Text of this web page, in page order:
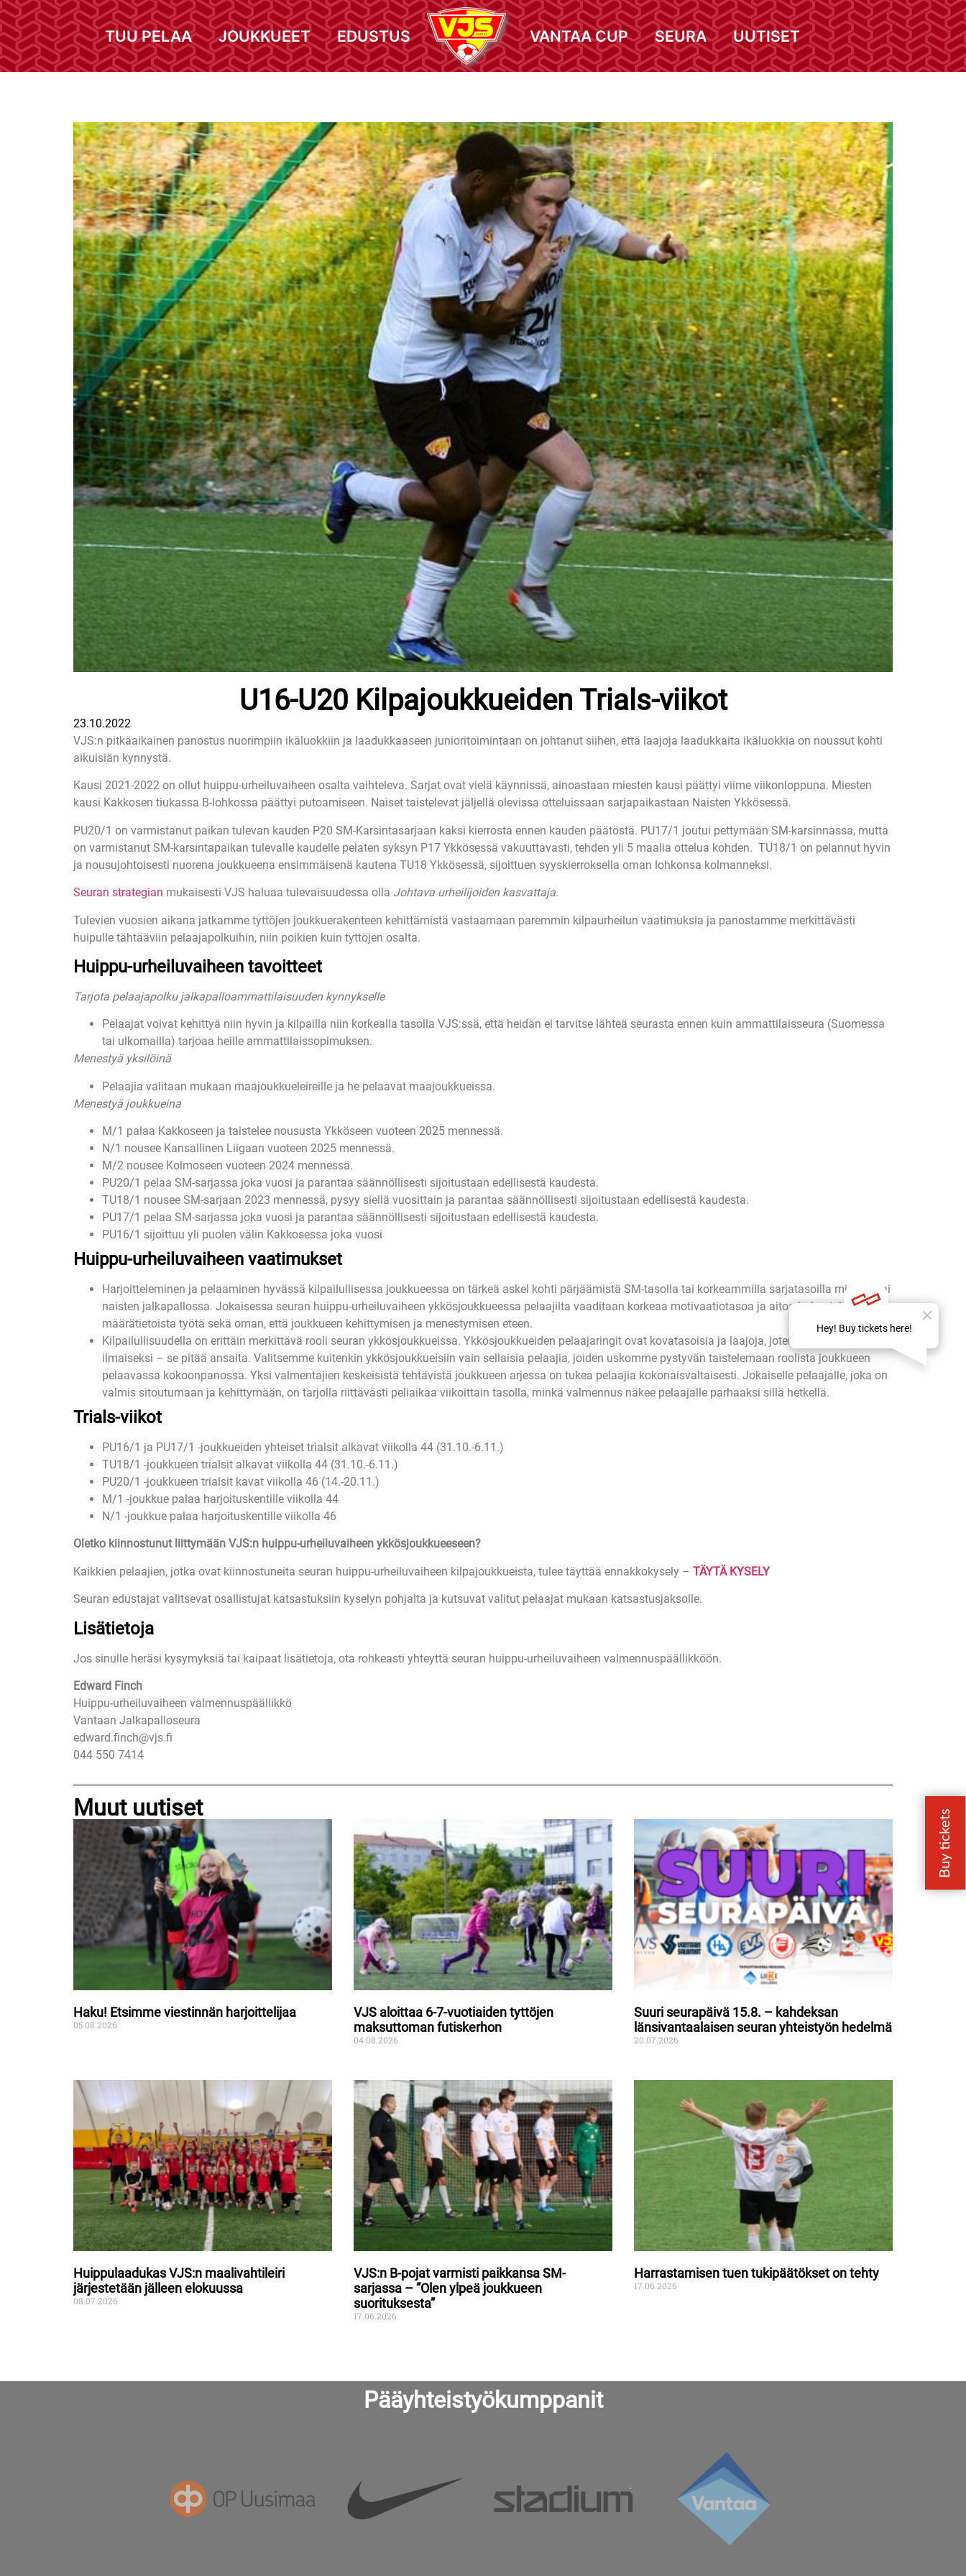
TUU PELAA JOUKKUEET EDUSTUS VANTAA CUP SEURA UUTISET
U16-U20 Kilpajoukkueiden Trials-viikot
23.10.2022
VJS:n pitkäaikainen panostus nuorimpiin ikäluokkiin ja laadukkaaseen junioritoimintaan on johtanut siihen, että laajoja laadukkaita ikäluokkia on noussut kohti
aikuisiän kynnystä.
Kausi 2021-2022 on ollut huippu-urheiluvaiheen osalta vaihteleva. Sarjat ovat vielä käynnissä, ainoastaan miesten kausi päättyi viime viikonloppuna. Miesten
kausi Kakkosen tiukassa B-lohkossa päättyi putoamiseen. Naiset taistelevat jäljellä olevissa otteluissaan sarjapaikastaan Naisten Ykkösessä.
PU20/1 on varmistanut paikan tulevan kauden P20 SM-Karsintasarjaan kaksi kierrosta ennen kauden päätöstä. PU17/1 joutui pettymään SM-karsinnassa, mutta
on varmistanut SM-karsintapaikan tulevalle kaudelle pelaten syksyn P17 Ykkösessä vakuuttavasti, tehden yli 5 maalia ottelua kohden. TU18/1 on pelannut hyvin
ja nousujohtoisesti nuorena joukkueena ensimmäisenä kautena TU18 Ykkösessä, sijoittuen syyskierroksella oman lohkonsa kolmanneksi.
Seuran strategian mukaisesti VJS haluaa tulevaisuudessa olla Johtava urheilijoiden kasvattaja.
Tulevien vuosien aikana jatkamme tyttöjen joukkuerakenteen kehittämistä vastaamaan paremmin kilpaurheilun vaatimuksia ja panostamme merkittävästi
huipulle tähtääviin pelaajapolkuihin, niin poikien kuin tyttöjen osalta.
Huippu-urheiluvaiheen tavoitteet
Tarjota pelaajapolku jalkapalloammattilaisuuden kynnykselle
Pelaajat voivat kehittyä niin hyvin ja kilpailla niin korkealla tasolla VJS:ssä, että heidän ei tarvitse lähteä seurasta ennen kuin ammattilaisseura (Suomessa
tai ulkomailla) tarjoaa heille ammattilaissopimuksen.
Menestyä yksilöinä
Pelaajia valitaan mukaan maajoukkueleireille ja he pelaavat maajoukkueissa.
Menestyä joukkueina
M/1 palaa Kakkoseen ja taistelee noususta Ykköseen vuoteen 2025 mennessä.
N/1 nousee Kansallinen Liigaan vuoteen 2025 mennessä.
M/2 nousee Kolmoseen vuoteen 2024 mennessä.
PU20/1 pelaa SM-sarjassa joka vuosi ja parantaa säännöllisesti sijoitustaan edellisestä kaudesta.
TU18/1 nousee SM-sarjaan 2023 mennessä, pysyy siellä vuosittain ja parantaa säännöllisesti sijoitustaan edellisestä kaudesta.
PU17/1 pelaa SM-sarjassa joka vuosi ja parantaa säännöllisesti sijoitustaan edellisestä kaudesta.
PU16/1 sijoittuu yli puolen välin Kakkosessa joka vuosi
Huippu-urheiluvaiheen vaatimukset
Harjoitteleminen ja pelaaminen hyvässä kilpailullisessa joukkueessa on tärkeä askel kohti pärjäämistä SM-tasolla tai korkeammilla sarjatasoilla miesten tai
naisten jalkapallossa. Jokaisessa seuran huippu-urheiluvaiheen ykkösjoukkueessa pelaajilta vaaditaan korkeaa motivaatiotasoa ja aitoa halua tehdä
määrätietoista työtä sekä oman, että joukkueen kehittymisen ja menestymisen eteen.
Kilpailullisuudella on erittäin merkittävä rooli seuran ykkösjoukkueissa. Ykkösjoukkueiden pelaajaringit ovat kovatasoisia ja laajoja, joten peliaika ei tule
ilmaiseksi – se pitää ansaita. Valitsemme kuitenkin ykkösjoukkueisiin vain sellaisia pelaajia, joiden uskomme pystyvän taistelemaan roolista joukkueen
pelaavassa kokoonpanossa. Yksi valmentajien keskeisistä tehtävistä joukkueen arjessa on tukea pelaajia kokonaisvaltaisesti. Jokaiselle pelaajalle, joka on
valmis sitoutumaan ja kehittymään, on tarjolla riittävästi peliaikaa viikoittain tasolla, minkä valmennus näkee pelaajalle parhaaksi sillä hetkellä.
Trials-viikot
PU16/1 ja PU17/1 -joukkueiden yhteiset trialsit alkavat viikolla 44 (31.10.-6.11.)
TU18/1 -joukkueen trialsit alkavat viikolla 44 (31.10.-6.11.)
PU20/1 -joukkueen trialsit kavat viikolla 46 (14.-20.11.)
M/1 -joukkue palaa harjoituskentille viikolla 44
N/1 -joukkue palaa harjoituskentille viikolla 46
Oletko kiinnostunut liittymään VJS:n huippu-urheiluvaiheen ykkösjoukkueeseen?
Kaikkien pelaajien, jotka ovat kiinnostuneita seuran huippu-urheiluvaiheen kilpajoukkueista, tulee täyttää ennakkokysely – TÄYTÄ KYSELY
Seuran edustajat valitsevat osallistujat katsastuksiin kyselyn pohjalta ja kutsuvat valitut pelaajat mukaan katsastusjaksolle.
Lisätietoja
Jos sinulle heräsi kysymyksiä tai kaipaat lisätietoja, ota rohkeasti yhteyttä seuran huippu-urheiluvaiheen valmennuspäällikköön.
Edward Finch
Huippu-urheiluvaiheen valmennuspäällikkö
Vantaan Jalkapalloseura
edward.finch@vjs.fi
044 550 7414
Muut uutiset
Haku! Etsimme viestinnän harjoittelijaa
05.08.2026
VJS aloittaa 6-7-vuotiaiden tyttöjen
maksuttoman futiskerhon
04.08.2026
Suuri seurapäivä 15.8. – kahdeksan
länsivantaalaisen seuran yhteistyön hedelmä
20.07.2026
Huippulaadukas VJS:n maalivahtileiri
järjestetään jälleen elokuussa
08.07.2026
VJS:n B-pojat varmisti paikkansa SM-
sarjassa – ”Olen ylpeä joukkueen
suorituksesta”
17.06.2026
Harrastamisen tuen tukipäätökset on tehty
17.06.2026
Pääyhteistyökumppanit